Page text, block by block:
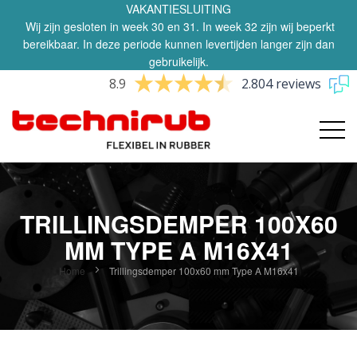
VAKANTIESLUITING
Wij zijn gesloten in week 30 en 31. In week 32 zijn wij beperkt
bereikbaar. In deze periode kunnen levertijden langer zijn dan
gebruikelijk.
8.9 2.804 reviews
TRILLINGSDEMPER 100X60
MM TYPE A M16X41
Home Trillingsdemper 100x60 mm Type A M16x41